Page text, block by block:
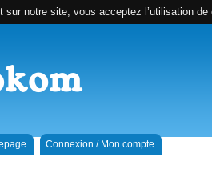
sur notre site, vous acceptez l’utilisation
Connexion / Mon compte